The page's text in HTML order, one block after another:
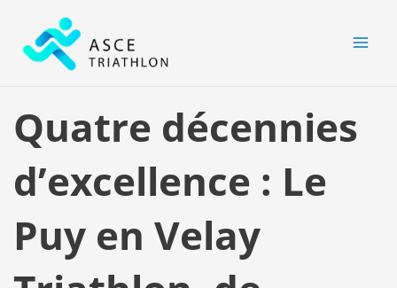
contenu
Quatre décennies
d’excellence : Le
Puy en Velay